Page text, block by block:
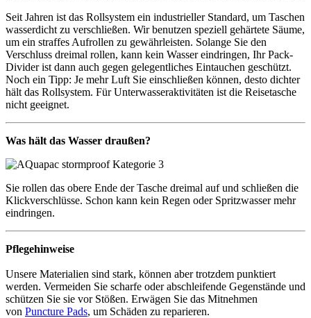
Seit Jahren ist das Rollsystem ein industrieller Standard, um Taschen
wasserdicht zu verschließen. Wir benutzen speziell gehärtete Säume,
um ein straffes Aufrollen zu gewährleisten. Solange Sie den
Verschluss dreimal rollen, kann kein Wasser eindringen, Ihr Pack-
Divider ist dann auch gegen gelegentliches Eintauchen geschützt.
Noch ein Tipp: Je mehr Luft Sie einschließen können, desto dichter
hält das Rollsystem. Für Unterwasseraktivitäten ist die Reisetasche
nicht geeignet.
Was hält das Wasser draußen?
Sie rollen das obere Ende der Tasche dreimal auf und schließen die
Klickverschlüsse. Schon kann kein Regen oder Spritzwasser mehr
eindringen.
Pflegehinweise
Unsere Materialien sind stark, können aber trotzdem punktiert
werden. Vermeiden Sie scharfe oder abschleifende Gegenstände und
schützen Sie sie vor Stößen. Erwägen Sie das Mitnehmen
von Puncture Pads, um Schäden zu reparieren.